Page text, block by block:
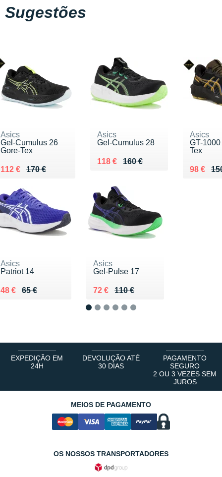
Sugestões
Asics
Gel-Cumulus 26
Gore-Tex
170 €
Au lieu de 170 €
112 €
Vendu 112 €
Asics
Gel-Cumulus 28
160 €
Au lieu de 160 €
118 €
Vendu 118 €
Asics
GT-
Tex
Au lieu
98 €
Vendu
Asics
Patriot 14
65 €
Au lieu de 65 €
48 €
Vendu 48 €
Asics
Gel-Pulse 17
110 €
Au lieu de 110 €
72 €
Vendu 72 €
EXPEDIÇÃO EM
24H
DEVOLUÇÃO ATÉ
30 DIAS
PAGAMENTO
SEGURO
2 OU 3 VEZES SEM
JUROS
MEIOS DE PAGAMENTO
OS NOSSOS TRANSPORTADORES